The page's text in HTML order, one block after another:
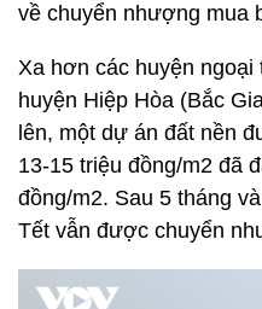
về chuyển nhượng mua
Xa hơn các huyện
huyện Hiệp Hòa (Bắc
lên, một dự án đất nền
13-15 triệu đồng/m2 đã
đồng/m2. Sau 5 tháng
Tết vẫn được chuyển